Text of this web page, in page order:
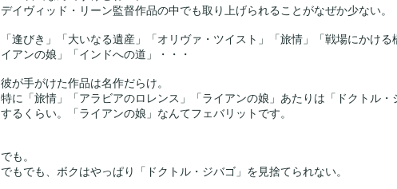
デイヴィッド・リーン監督作品の中でも取り上げられることがなぜか少ない。
「逢びき」「大いなる遺産」「オリヴァ・ツイスト」「旅情」「戦場にかけ
イアンの娘」「インドへの道」・・・
彼が手がけた作品は名作だらけ。
特に「旅情」「アラビアのロレンス」「ライアンの娘」あたりは「ドクトル
するくらい。「ライアンの娘」なんてフェバリットです。
でも。
でもでも、ボクはやっぱり「ドクトル・ジバゴ」を見捨てられない。